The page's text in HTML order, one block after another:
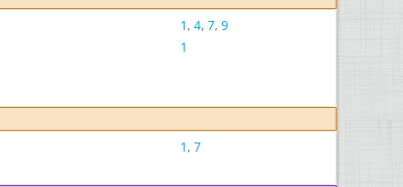
1, 4, 7, 9
1
1, 7